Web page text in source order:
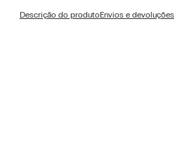
Descrição do produtoEnvios e devoluções